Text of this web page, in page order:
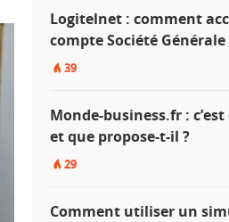
Logitelnet : comment
compte Société
39
Monde-business.fr :
et que propose-t-il ?
29
Comment utiliser un